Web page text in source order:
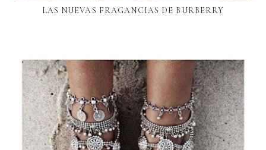
LAS NUEVAS FRAGANCIAS DE BURBERRY